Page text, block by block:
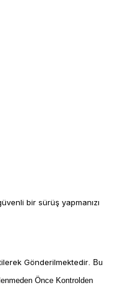
bir sürüş yapmanızı
Gönderilmektedir. Bu
Önce Kontrolden